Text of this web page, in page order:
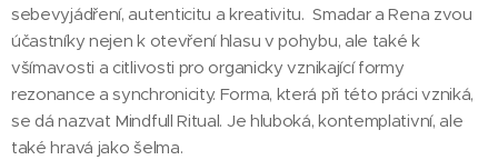
sebevyjádření, autenticitu a kreativitu. Smadar a Rena zvou
účastníky nejen k otevření hlasu v pohybu, ale také k
všímavosti a citlivosti pro organicky vznikající formy
rezonance a synchronicity. Forma, která při této práci vzniká,
se dá nazvat Mindfull Ritual. Je hluboká, kontemplativní, ale
také hravá jako šelma.